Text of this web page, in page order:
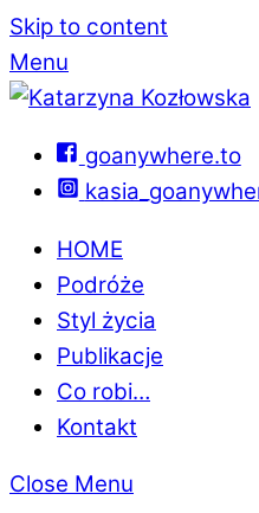
Skip to content
Menu
goanywhere.to
HOME
Podróże
Styl życia
Publikacje
Co robi…
Kontakt
Close Menu